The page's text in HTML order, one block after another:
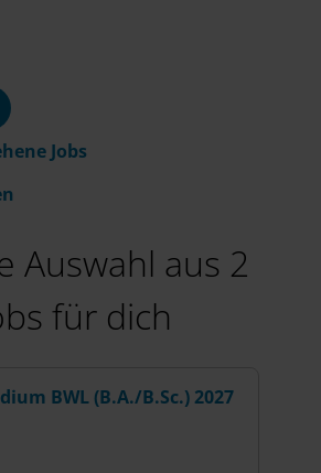
Jobs
Auswahl aus 2
für dich
BWL (B.A./B.Sc.) 2027